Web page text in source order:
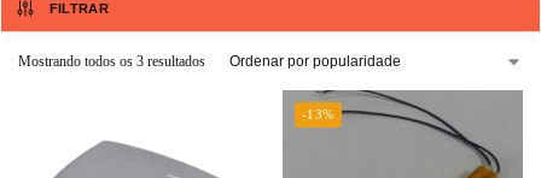
FILTRAR
Mostrando todos os 3 resultados
-13%